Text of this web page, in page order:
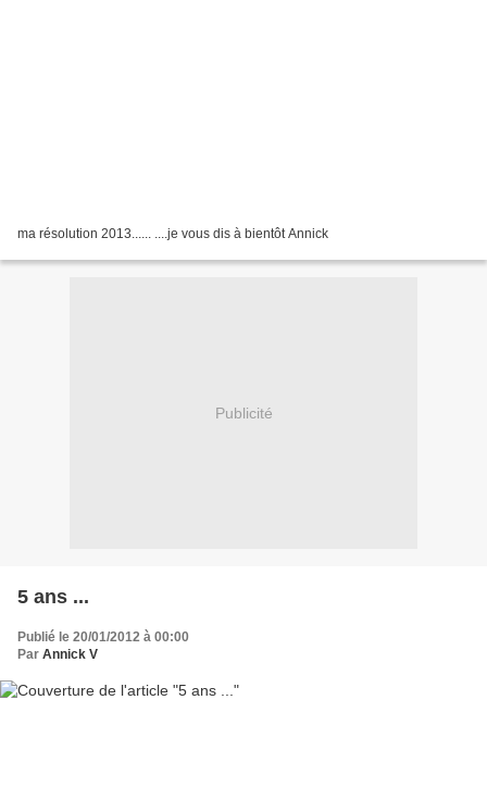
ma résolution 2013...... ....je vous dis à bientôt Annick
Publicité
5 ans ...
Publié le 20/01/2012 à 00:00
Par Annick V